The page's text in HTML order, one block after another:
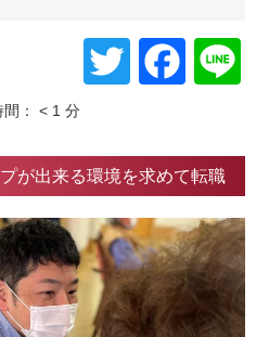
Twitter
： < 1 分
が出来る環境を求めて転職